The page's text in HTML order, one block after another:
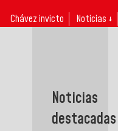
Chávez invicto Noticias ↓
Noticias
destacadas